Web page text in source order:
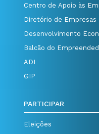
Centro de Apoio às
Diretório de Empresas
Desenvolvimento
Balcão do
ADI
GIP
PARTICIPAR
Eleições